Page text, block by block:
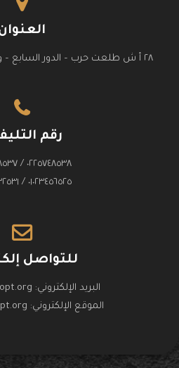
٢٨ أ ش طلعت حرب – الدور السابع – وسط البلد – القاهرة/مصر .
رقم
٠٢٢٥٧٤٨٥٣٨ / ٠٢٢٥٧٤٨٥٣٧
٠١٠٢٣٤٥٦٥٢٥ / ٠١٢٧٧٣٣٢٥٣١
للتواصل
البريد الإلكتروني:
الموقع الإلكتروني: